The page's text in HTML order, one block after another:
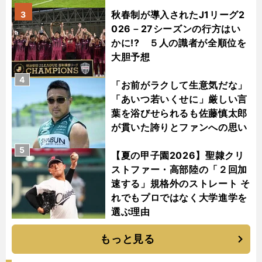
秋春制が導入されたJ1リーグ2
026－27シーズンの行方はい
かに!? ５人の識者が全順位を
大胆予想
3
「お前がラクして生意気だな」
「あいつ若いくせに」厳しい言
葉を浴びせられるも佐藤慎太郎
が貫いた誇りとファンへの思い
4
【夏の甲子園2026】聖隷クリ
ストファー・高部陸の「２回加
速する」規格外のストレート そ
れでもプロではなく大学進学を
選ぶ理由
5
もっと見る